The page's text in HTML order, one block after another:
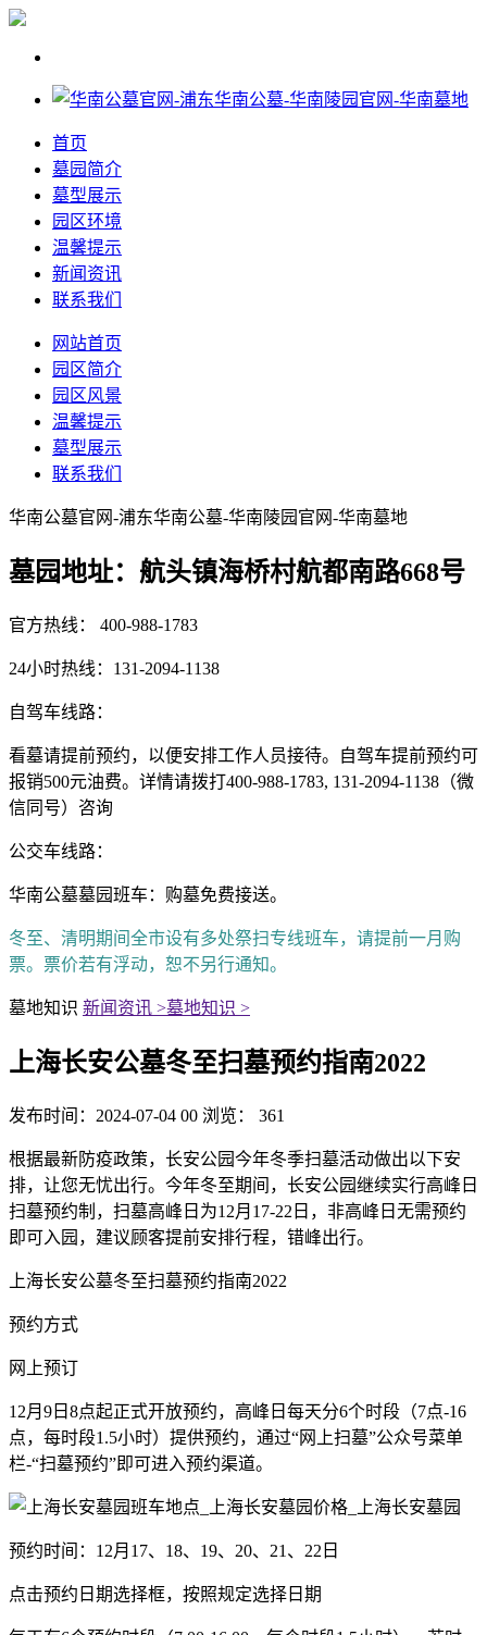
首页
墓园简介
墓型展示
园区环境
温馨提示
新闻资讯
联系我们
网站首页
园区简介
园区风景
温馨提示
墓型展示
联系我们
华南公墓官网-浦东华南公墓-华南陵园官网-华南墓地
墓园地址：航头镇海桥村航都南路668号
官方热线： 400-988-1783
24小时热线：131-2094-1138
自驾车线路：
看墓请提前预约，以便安排工作人员接待。自驾车提前预约可
报销500元油费。详情请拨打400-988-1783, 131-2094-1138（微
信同号）咨询
公交车线路：
华南公墓墓园班车：购墓免费接送。
冬至、清明期间全市设有多处祭扫专线班车，请提前一月购
票。票价若有浮动，恕不另行通知。
墓地知识 新闻资讯 >墓地知识 >
上海长安公墓冬至扫墓预约指南2022
发布时间：2024-07-04 00 浏览： 361
根据最新防疫政策，长安公园今年冬季扫墓活动做出以下安
排，让您无忧出行。今年冬至期间，长安公园继续实行高峰日
扫墓预约制，扫墓高峰日为12月17-22日，非高峰日无需预约
即可入园，建议顾客提前安排行程，错峰出行。
上海长安公墓冬至扫墓预约指南2022
预约方式
网上预订
12月9日8点起正式开放预约，高峰日每天分6个时段（7点-16
点，每时段1.5小时）提供预约，通过“网上扫墓”公众号菜单
栏-“扫墓预约”即可进入预约渠道。
预约时间：12月17、18、19、20、21、22日
点击预约日期选择框，按照规定选择日期